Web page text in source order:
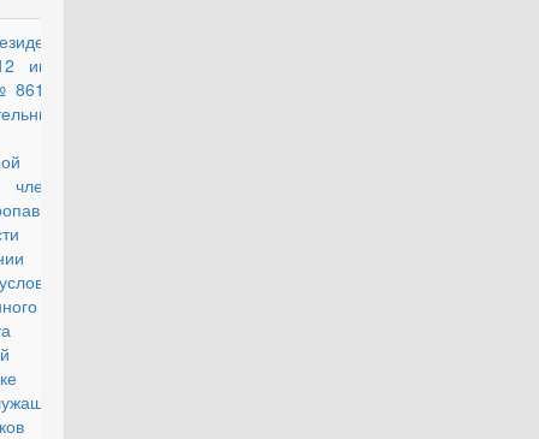
июня
861 "О
по
при
в